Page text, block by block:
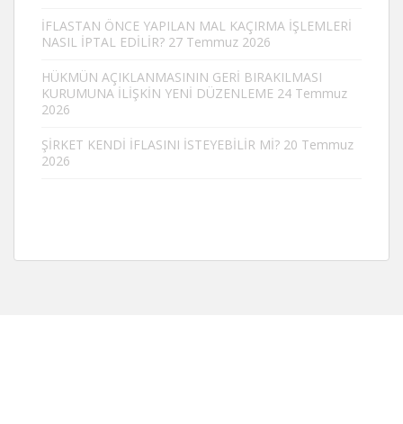
İFLASTAN ÖNCE YAPILAN MAL KAÇIRMA İŞLEMLERİ
NASIL İPTAL EDİLİR? 27 Temmuz 2026
HÜKMÜN AÇIKLANMASININ GERİ BIRAKILMASI
KURUMUNA İLİŞKİN YENİ DÜZENLEME 24 Temmuz
2026
ŞİRKET KENDİ İFLASINI İSTEYEBİLİR Mİ? 20 Temmuz
2026